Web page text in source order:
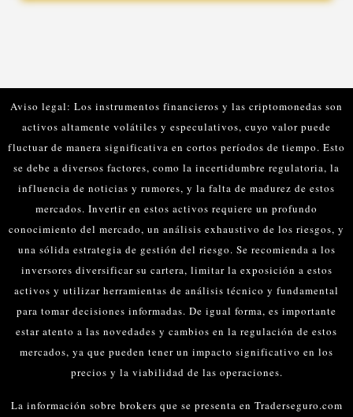
Aviso legal: Los instrumentos financieros y las criptomonedas son
activos altamente volátiles y especulativos, cuyo valor puede
fluctuar de manera significativa en cortos períodos de tiempo. Esto
se debe a diversos factores, como la incertidumbre regulatoria, la
influencia de noticias y rumores, y la falta de madurez de estos
mercados. Invertir en estos activos requiere un profundo
conocimiento del mercado, un análisis exhaustivo de los riesgos, y
una sólida estrategia de gestión del riesgo. Se recomienda a los
inversores diversificar su cartera, limitar la exposición a estos
activos y utilizar herramientas de análisis técnico y fundamental
para tomar decisiones informadas. De igual forma, es importante
estar atento a las novedades y cambios en la regulación de estos
mercados, ya que pueden tener un impacto significativo en los
precios y la viabilidad de las operaciones.
La información sobre brokers que se presenta en Traderseguro.com